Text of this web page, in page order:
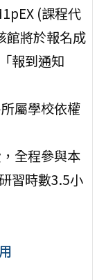
(課程代
館將於報名成
報到通知
屬學校依權
全程參與本
習時數3.5小